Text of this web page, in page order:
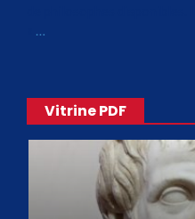
…
Vitrine PDF